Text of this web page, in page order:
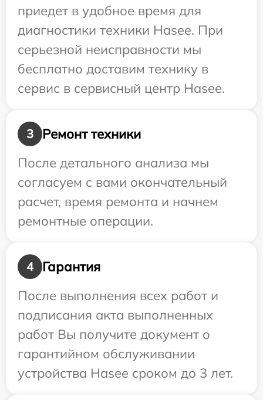
приедет в удобное время для
диагностики техники Hasee. При
серьезной неисправности мы
бесплатно доставим технику в
сервис в сервисный центр Hasee.
3
Ремонт техники
После детального анализа мы
согласуем с вами окончательный
расчет, время ремонта и начнем
ремонтные операции.
4
Гарантия
После выполнения всех работ и
подписания акта выполненных
работ Вы получите документ о
гарантийном обслуживании
устройства Hasee сроком до 3 лет.